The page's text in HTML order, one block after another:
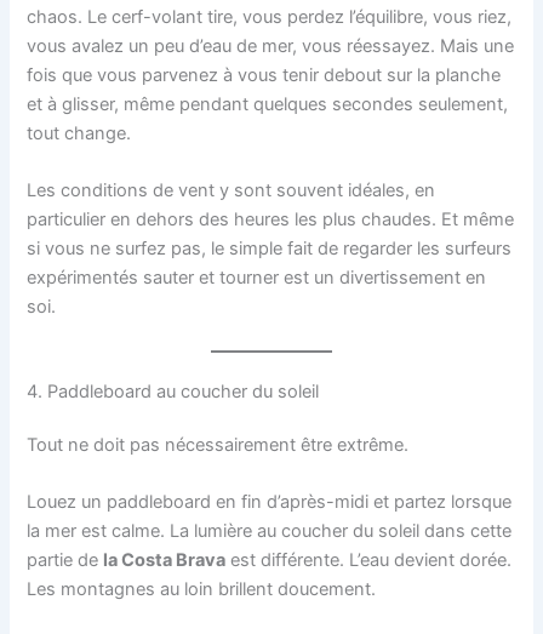
chaos. Le cerf-volant tire, vous perdez l’équilibre, vous riez,
vous avalez un peu d’eau de mer, vous réessayez. Mais une
fois que vous parvenez à vous tenir debout sur la planche
et à glisser, même pendant quelques secondes seulement,
tout change.
Les conditions de vent y sont souvent idéales, en
particulier en dehors des heures les plus chaudes. Et même
si vous ne surfez pas, le simple fait de regarder les surfeurs
expérimentés sauter et tourner est un divertissement en
soi.
4. Paddleboard au coucher du soleil
Tout ne doit pas nécessairement être extrême.
Louez un paddleboard en fin d’après-midi et partez lorsque
la mer est calme. La lumière au coucher du soleil dans cette
partie de la Costa Brava est différente. L’eau devient dorée.
Les montagnes au loin brillent doucement.